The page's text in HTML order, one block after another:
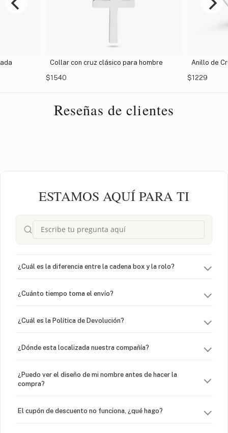
Collar con cruz clásico para hombre
$1540
Anillo de
$1229
Reseñas de clientes
ESTAMOS AQUÍ PARA TI
¿Cuál es la diferencia entre la cadena box y la rolo?
¿Cuánto tiempo toma el envío?
¿Cuál es la Política de Devolución?
¿Dónde esta localizada nuestra compañía?
¿Puedo ver el diseño de mi nombre antes de hacer la
compra?
El cupón de descuento no funciona, ¿qué hago?